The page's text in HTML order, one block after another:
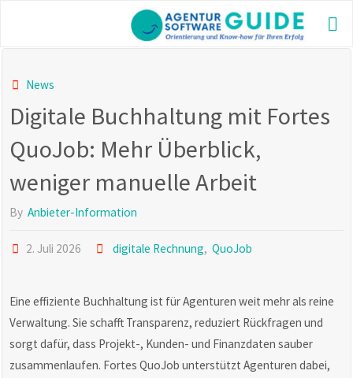
content
2025
News
Digitale Buchhaltung mit Fortes
QuoJob: Mehr Überblick,
weniger manuelle Arbeit
By Anbieter-Information
2. Juli 2026 digitale Rechnung, QuoJob
Eine effiziente Buchhaltung ist für Agenturen weit mehr als reine
Verwaltung. Sie schafft Transparenz, reduziert Rückfragen und
sorgt dafür, dass Projekt-, Kunden- und Finanzdaten sauber
zusammenlaufen. Fortes QuoJob unterstützt Agenturen dabei,